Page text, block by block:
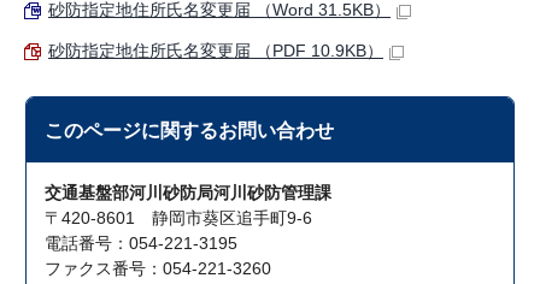
砂防指定地住所氏名変更届 （Word 31.5KB）
砂防指定地住所氏名変更届 （PDF 10.9KB）
このページに関するお問い合わせ
交通基盤部河川砂防局河川砂防管理課
〒420-8601 静岡市葵区追手町9-6
電話番号：054-221-3195
ファクス番号：054-221-3260